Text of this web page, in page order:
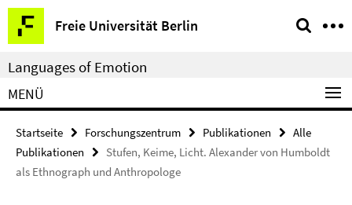
Springe
direkt
zu
Inhalt
Freie Universität Berlin
Service-
Navigation
Languages of Emotion
MENÜ
Startseite Forschungszentrum Publikationen
Alle
Publikationen
Stufen, Keime, Licht. Alexander von Humboldt
als Ethnograph und Anthropologe